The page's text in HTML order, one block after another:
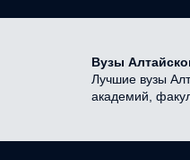
Вузы
Лучшие вузы
академий,